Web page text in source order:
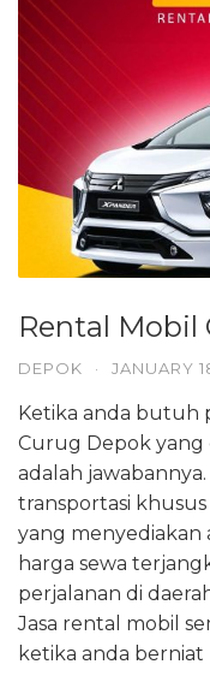
Rental Mobil
DEPOK · JANUARY
Ketika anda butuh
Curug Depok yang
adalah
transportasi
yang menyediakan
harga sewa
perjalanan di
Jasa rental mobil
ketika anda